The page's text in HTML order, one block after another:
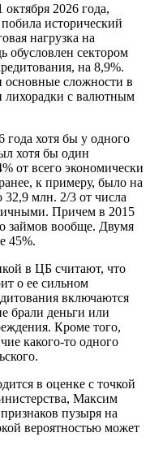
2026 года,
исторический
нагрузка на
обусловлен сектором
на 8,9%.
основные сложности в
лихорадки с валютным
года хотя бы у одного
хотя бы один
от всего экономически
к примеру, было на
32,9 млн. 2/3 от числа
Причем в 2015
займов вообще. Двумя
45%.
в ЦБ считают, что
о ее сильном
включаются
брали деньги или
Кроме того,
какого-то одного
в оценке с точкой
Максим
пузыря на
вероятностью может